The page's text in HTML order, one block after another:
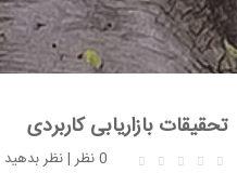
تحقیقات بازاریابی کاربردی
0 نظر |نظر بدهید